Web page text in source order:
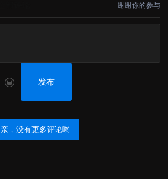
谢谢你的参与
发布
亲，没有更多评论哟